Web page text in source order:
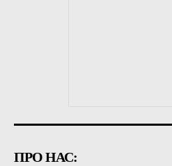
ПРО НАС: